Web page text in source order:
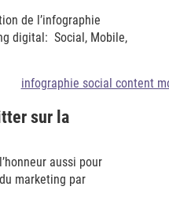
de l’infographie
digital: Social, Mobile,
sur la
aussi pour
marketing par